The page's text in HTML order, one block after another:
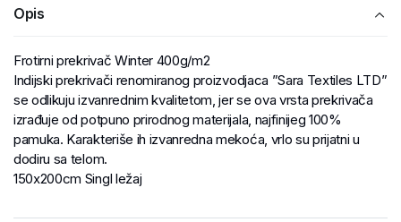
Opis
Frotirni prekrivač Winter 400g/m2
Indijski prekrivači renomiranog proizvodjaca ”Sara Textiles LTD”
se odlikuju izvanrednim kvalitetom, jer se ova vrsta prekrivača
izrađuje od potpuno prirodnog materijala, najfinijeg 100%
pamuka. Karakteriše ih izvanredna mekoća, vrlo su prijatni u
dodiru sa telom.
150x200cm Singl ležaj